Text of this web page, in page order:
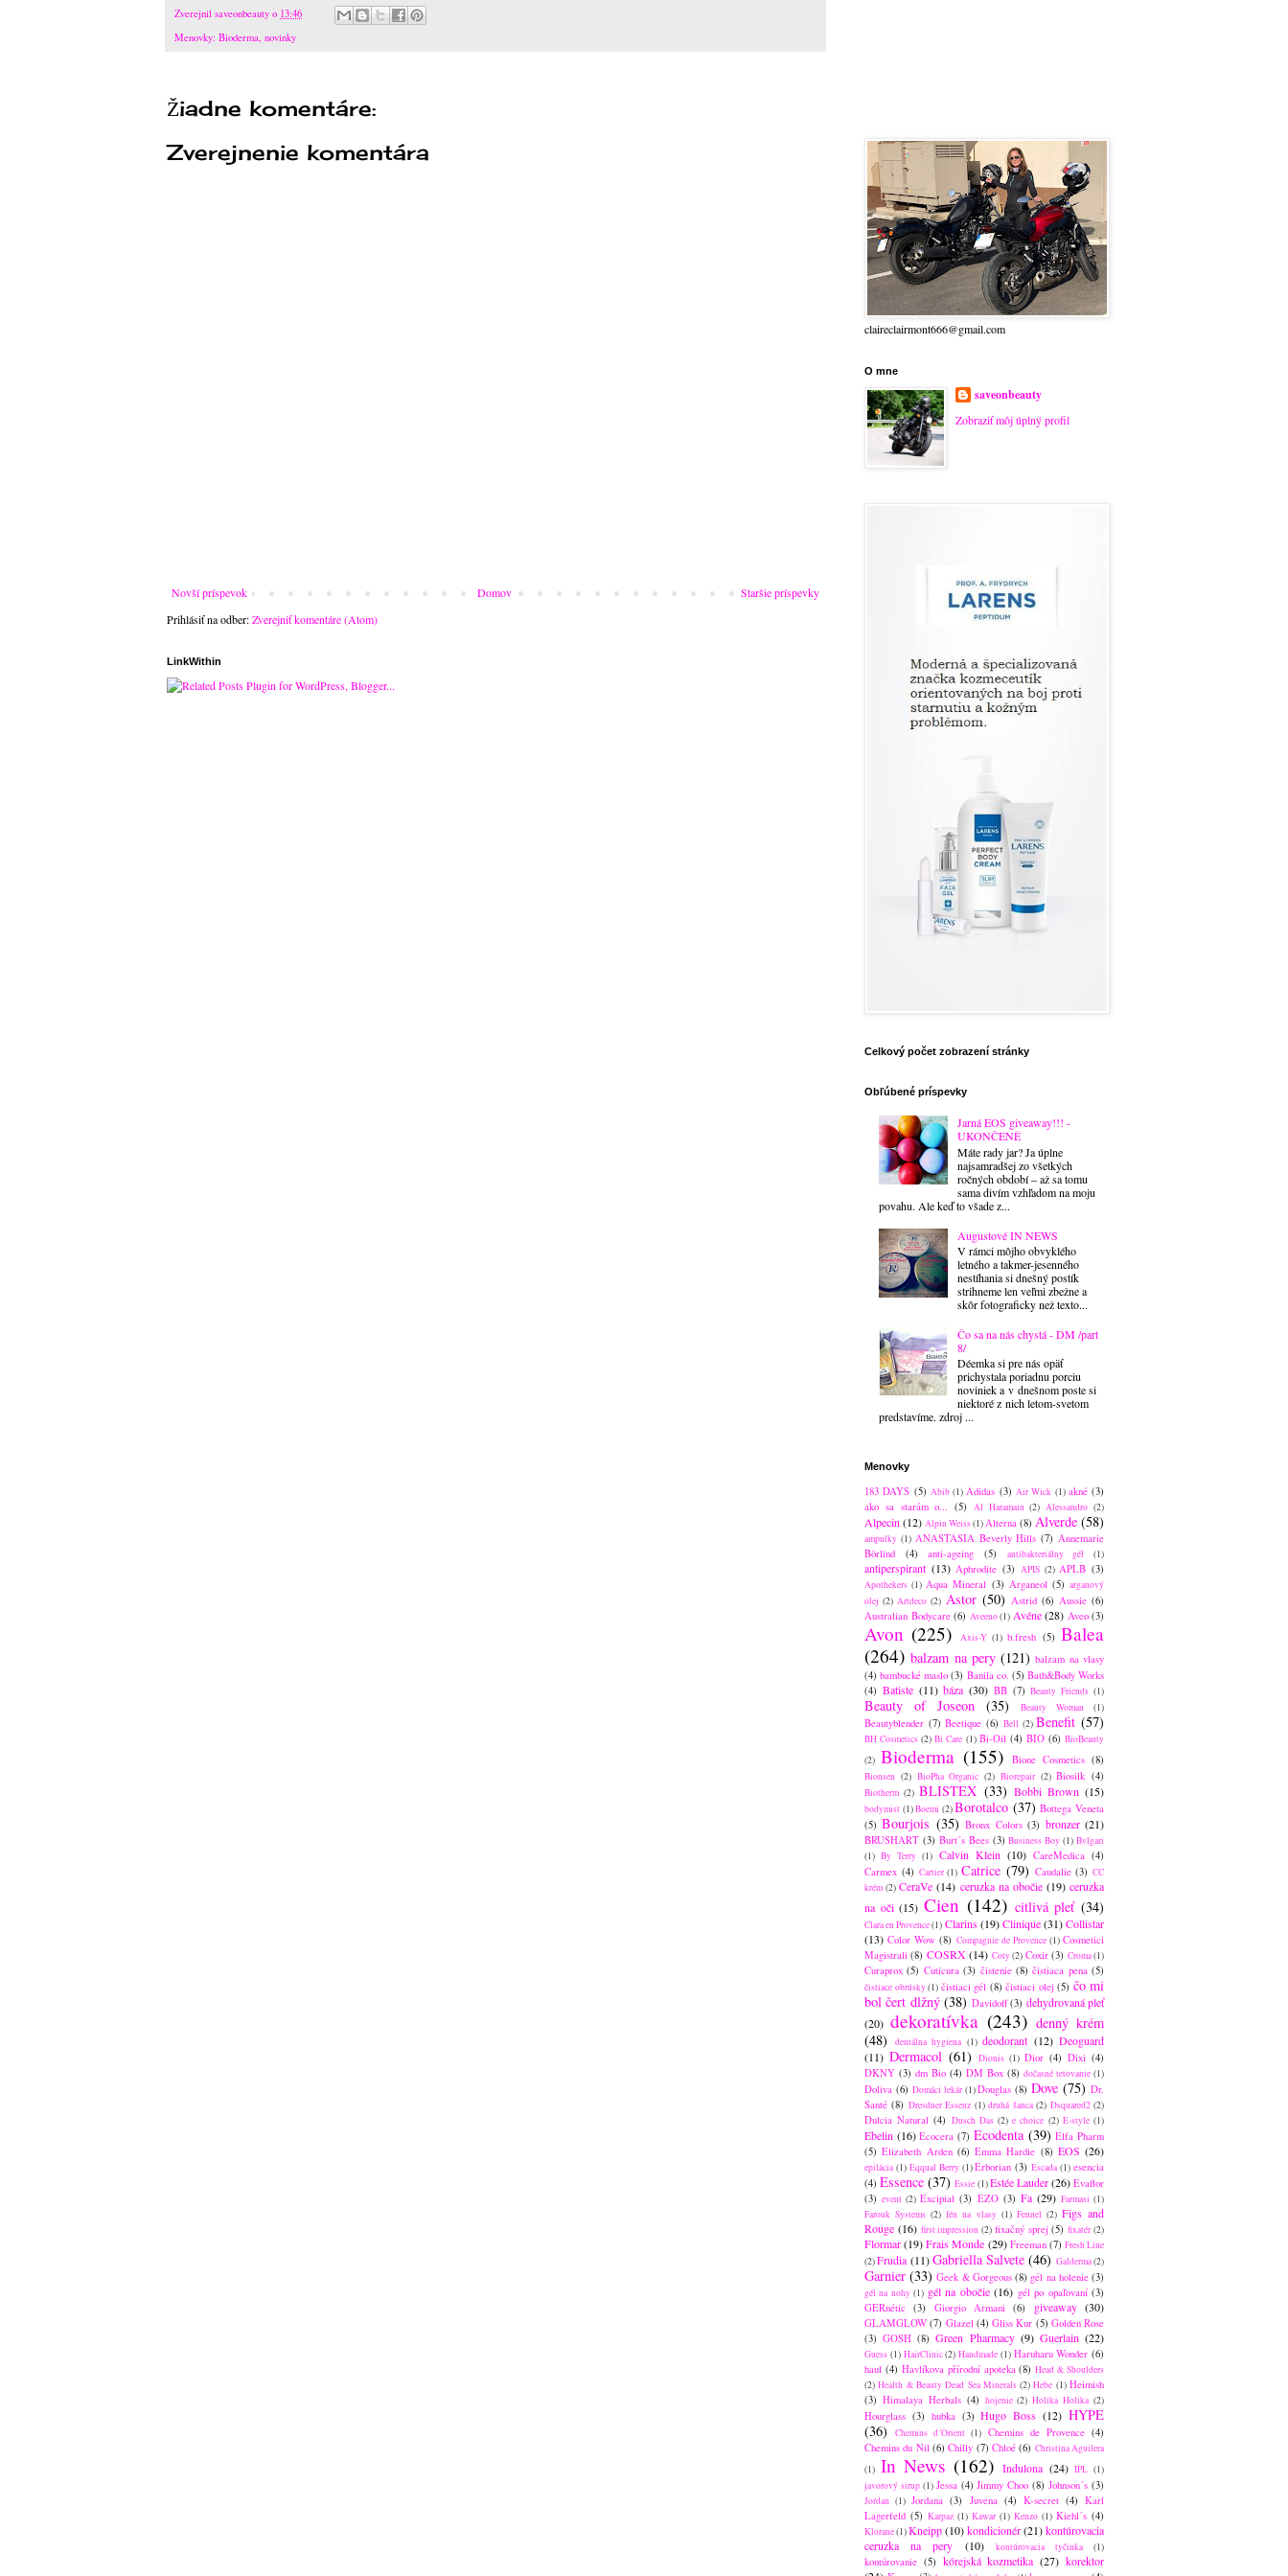
Zverejnil saveonbeauty o 13:46
Menovky: Bioderma, novinky
Žiadne komentáre:
Zverejnenie komentára
Novší príspevok Staršie príspevky
Domov
Prihlásiť na odber:Zverejniť komentáre (Atom)
LinkWithin
claireclairmont666@gmail.com
O mne
saveonbeauty
Zobraziť môj úplný profil
Celkový počet zobrazení stránky
Obľúbené príspevky
Jarná EOS giveaway!!! -
UKONČENÉ
Máte rady jar? Ja úplne
najsamradšej zo všetkých
ročných období – až sa tomu
sama divím vzhľadom na moju
povahu. Ale keď to všade z...
Augustové IN NEWS
V rámci môjho obvyklého
letného a takmer-jesenného
nestíhania si dnešný postík
strihneme len veľmi zbežne a
skôr fotograficky než texto...
Čo sa na nás chystá - DM /part
8/
Déemka si pre nás opäť
prichystala poriadnu porciu
noviniek a v dnešnom poste si
niektoré z nich letom-svetom
predstavíme. zdroj ...
Menovky
183 DAYS (5) Abib (1) Adidas (3) Air Wick (1) akné (3)
ako sa starám o...
(5) Al Haramain (2) Alessandro (2)
Alpecin (12) Alpin Weiss(1) Alterna (8) Alverde (58)
ampulky (1) ANASTASIA Beverly Hills (7) Annemarie
Börlind
(4) anti-ageing (5) antibakteriálny gél (1)
antiperspirant (13) Aphrodite (3) APIS (2) APLB (3)
Apothekers (1) Aqua Mineral (3) Arganeol (5) arganový
olej (2) Artdeco (2) Astor (50) Astrid (6) Aussie (6)
Australian Bodycare (6) Aveeno(1) Avéne (28) Aveo (3)
Avon (225) Axis-Y (1) b.fresh (5) Balea
(264) balzam na pery (121) balzam na vlasy
(4) bambucké maslo (3) Banila co. (5) Bath&Body Works
(4) Batiste (11) báza (30) BB (7) Beauty Friends (1)
Beauty of Joseon (35) Beauty Woman (1)
Beautyblender (7) Beetique (6) Bell (2) Benefit (57)
BH Cosmetics (2) Bi Care (1) Bi-Oil (4) BIO (6) BioBeauty
(2) Bioderma (155) Bione Cosmetics (8)
Bionsen (2) BioPha Organic (2) Biorepair (2) Biosilk (4)
Biotherm (2) BLISTEX (33) Bobbi Brown (15)
bodymist (1)Boemi (2)Borotalco (37) Bottega Veneta
(5) Bourjois (35) Bronx Colors (3) bronzer (21)
BRUSHART (3) Burt´s Bees (3) Business Boy (1) Bvlgari
(1) By Terry (1) Calvin Klein (10) CareMedica (4)
Carmex (4) Cartier (1) Catrice (79) Caudalie (3) CC
krém (2) CeraVe (14) ceruzka na obočie (19) ceruzka
na oči (15) Cien (142) citlivá pleť (34)
Clara en Provence(1) Clarins (19) Clinique (31)Collistar
(13) Color Wow (8) Compagnie de Provence (1) Cosmetici
Magistrali (8) COSRX (14) Coty(2) Coxir (3) Croma(1)
Curaprox (5) Cuticura (3) čistenie (8) čistiaca pena (5)
čistiace obrúsky(1) čistiaci gél (8) čistiaci olej (5) čo mi
bol čert dlžný (38) Davidoff (3) dehydrovaná pleť
(20) dekoratívka (243) denný krém
(48)
dentálna hygiena (1) deodorant (12) Deoguard
(11) Dermacol (61) Dionis (1) Dior (4) Dixi (4)
DKNY (3) dm Bio (4) DM Box (8) dočasné tetovanie (1)
Doliva (6) Domáci lekár (1) Douglas (8) Dove (75) Dr.
Santé (8) Dresdner Essenz (1) druhá šanca (2) Dsquared2 (2)
Dulcia Natural (4) Dusch Das (2) e choice (2) E-style (1)
Ebelin (16) Ecocera (7) Ecodenta (39) Elfa Pharm
(5) Elizabeth Arden (6) Emma Hardie (8) EOS (26)
epilácia (1) Eqqual Berry (1) Erborian (3) Escada (1) esencia
(4) Essence (37) Essie (1)Estée Lauder (26) Evaflor
(3) event (2) Excipial (3) EZO (3) Fa (29) Farmasi (1)
Farouk Systems (2) fén na vlasy (1) Fennel (2) Figs and
Rouge (16) first impression (2) fixačný sprej (5) fixatér (2)
Flormar(19) Frais Monde (29) Freeman (7) Fresh Line
(2)Frudia (11) Gabriella Salvete (46) Galderma(2)
Garnier (33) Geek & Gorgeous (8) gél na holenie (3)
gél na nohy (1) gél na obočie (16) gél po opaľovaní (3)
GERnétic (3) Giorgio Armani (6) giveaway (30)
GLAMGLOW (7) Glazel (4) Gliss Kur (5) Golden Rose
(3) GOSH (8) Green Pharmacy (9) Guerlain (22)
Guess (1) HairClinic (2) Handmade (1) Haruharu Wonder (6)
haul (4) Havlíkova přírodní apoteka (8) Head & Shoulders
(2) Health & Beauty Dead Sea Minerals (2) Hebe (1) Heimish
(3) Himalaya Herbals (4) hojenie (2) Holika Holika (2)
Hourglass (3) hubka (3) Hugo Boss (12) HYPE
(36)
Chemins d´Orient (1) Chemins de Provence (4)
Chemins du Nil (6) Chilly (7) Chloé (6) Christina Aguilera
(1) In News (162) Indulona (24) IPL (1)
javorový sirup (1) Jessa (4) Jimmy Choo (8) Johnson´s (3)
Jordan (1) Jordana (3) Juvena (4) K-secret (4) Karl
Lagerfeld (5) Karpaz (1) Kawar (1) Kenzo (1) Kiehl´s (4)
Klorane(1)Kneipp(10)kondicionér(21)kontúrovacia
ceruzka na pery
(10) kontúrovacia tyčinka (1)
kontúrovanie (5) kórejská kozmetika (27) korektor